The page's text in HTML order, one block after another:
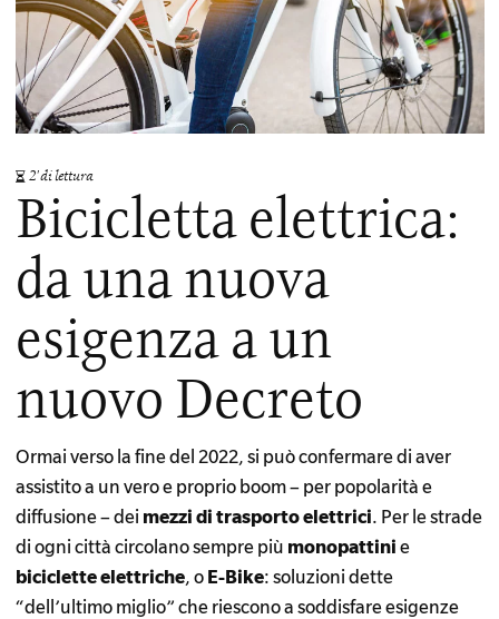
2 di lettura
Bicicletta elettrica:
da una nuova
esigenza a un
nuovo Decreto
Ormai verso la fine del 2022, si può confermare di aver
assistito a un vero e proprio boom – per popolarità e
diffusione – dei mezzi di trasporto elettrici. Per le strade
di ogni città circolano sempre più monopattini e
biciclette elettriche, o E-Bike: soluzioni dette
“dell’ultimo miglio” che riescono a soddisfare esigenze